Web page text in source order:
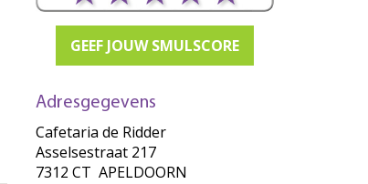
GEEF JOUW SMULSCORE
Adresgegevens
Cafetaria de Ridder
Asselsestraat 217
7312 CT APELDOORN